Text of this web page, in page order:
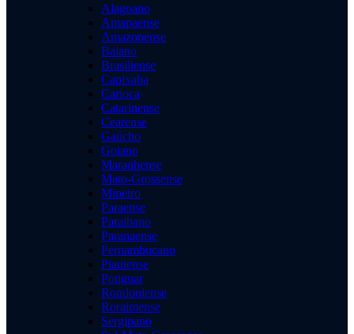
Alagoano
Amapaense
Amazonense
Baiano
Brasiliense
Capixaba
Carioca
Catarinense
Cearense
Gaúcho
Goiano
Maranhense
Mato-Grossense
Mineiro
Paraense
Paraibano
Paranaense
Pernambucano
Piauiense
Potiguar
Rondoniense
Roraimense
Sergipano